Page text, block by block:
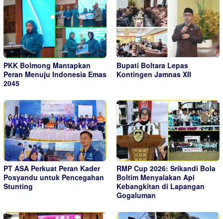
PKK Bolmong Mantapkan
Peran Menuju Indonesia Emas
2045
Bupati Boltara Lepas
Kontingen Jamnas XII
PT ASA Perkuat Peran Kader
Posyandu untuk Pencegahan
Stunting
RMP Cup 2026: Srikandi Bola
Boltim Menyalakan Api
Kebangkitan di Lapangan
Gogaluman